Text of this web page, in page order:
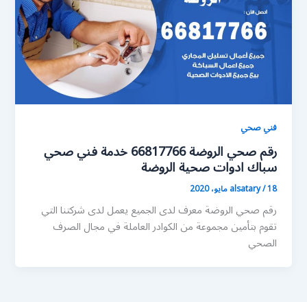
فني صحي
رقم صحي الروضة 66817766 خدمة فني صحي
سباك ادوات صحية الروضة
alsatary/18 مايو، 2020
رقم صحي الروضة معرف لدى الجميع يعمل لدى شركتنا التي
تقوم بتأمين مجموعة من الكوادر العاملة في مجال الصرف
الصحي